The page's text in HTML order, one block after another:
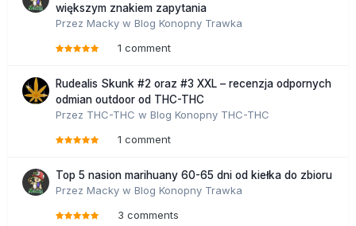
większym znakiem zapytania
Przez Macky w Blog Konopny Trawka
1 comment
Rudealis Skunk #2 oraz #3 XXL – recenzja odpornych
odmian outdoor od THC-THC
Przez THC-THC w Blog Konopny THC-THC
1 comment
Top 5 nasion marihuany 60-65 dni od kiełka do zbioru
Przez Macky w Blog Konopny Trawka
3 comments